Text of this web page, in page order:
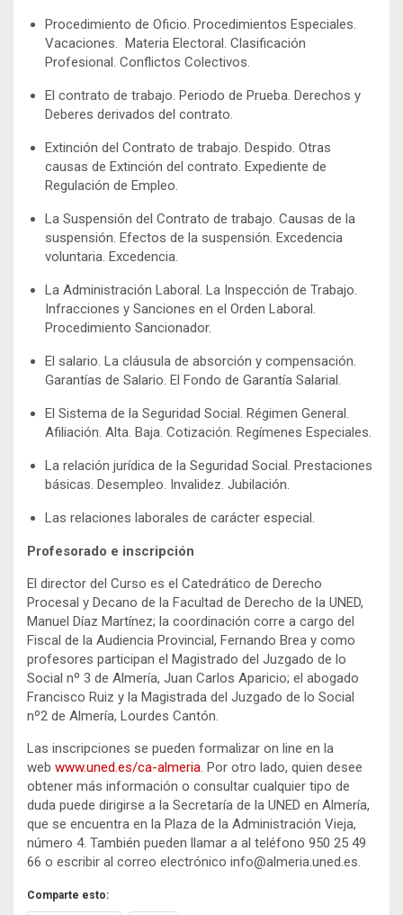
Procedimiento de Oficio. Procedimientos Especiales.
Vacaciones. Materia Electoral. Clasificación
Profesional. Conflictos Colectivos.
El contrato de trabajo. Periodo de Prueba. Derechos y
Deberes derivados del contrato.
Extinción del Contrato de trabajo. Despido. Otras
causas de Extinción del contrato. Expediente de
Regulación de Empleo.
La Suspensión del Contrato de trabajo. Causas de la
suspensión. Efectos de la suspensión. Excedencia
voluntaria. Excedencia.
La Administración Laboral. La Inspección de Trabajo.
Infracciones y Sanciones en el Orden Laboral.
Procedimiento Sancionador.
El salario. La cláusula de absorción y compensación.
Garantías de Salario. El Fondo de Garantía Salarial.
El Sistema de la Seguridad Social. Régimen General.
Afiliación. Alta. Baja. Cotización. Regímenes Especiales.
La relación jurídica de la Seguridad Social. Prestaciones
básicas. Desempleo. Invalidez. Jubilación.
Las relaciones laborales de carácter especial.
Profesorado e inscripción
El director del Curso es el Catedrático de Derecho
Procesal y Decano de la Facultad de Derecho de la UNED,
Manuel Díaz Martínez; la coordinación corre a cargo del
Fiscal de la Audiencia Provincial, Fernando Brea y como
profesores participan el Magistrado del Juzgado de lo
Social nº 3 de Almería, Juan Carlos Aparicio; el abogado
Francisco Ruiz y la Magistrada del Juzgado de lo Social
nº2 de Almería, Lourdes Cantón.
Las inscripciones se pueden formalizar on line en la
web www.uned.es/ca-almeria. Por otro lado, quien desee
obtener más información o consultar cualquier tipo de
duda puede dirigirse a la Secretaría de la UNED en Almería,
que se encuentra en la Plaza de la Administración Vieja,
número 4. También pueden llamar a al teléfono 950 25 49
66 o escribir al correo electrónico info@almeria.uned.es.
Comparte esto: